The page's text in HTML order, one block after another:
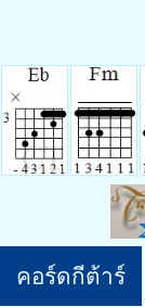
คอร์ดกีต้าร์